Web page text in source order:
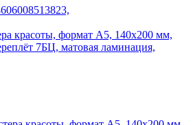
красоты, формат А5, 140х200 мм,
7БЦ, матовая ламинация,